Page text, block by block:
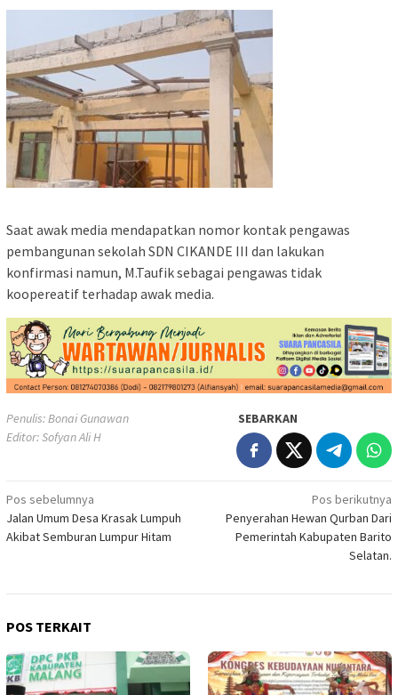
Saat awak media mendapatkan nomor kontak pengawas
pembangunan sekolah SDN CIKANDE III dan lakukan
konfirmasi namun, M.Taufik sebagai pengawas tidak
koopereatif terhadap awak media.
Penulis: Bonai Gunawan
Editor: Sofyan Ali H
SEBARKAN
Navigasi
pos
Pos sebelumnya
Jalan Umum Desa Krasak Lumpuh
Akibat Semburan Lumpur Hitam
Pos berikutnya
Penyerahan Hewan Qurban Dari
Pemerintah Kabupaten Barito
Selatan.
POS TERKAIT